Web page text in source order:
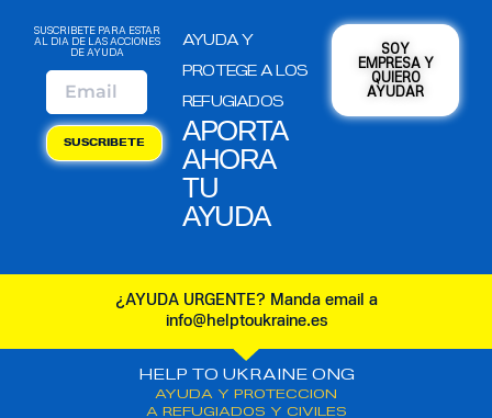
SUSCRIBETE PARA ESTAR
AL DIA DE LAS ACCIONES
DE AYUDA
SUSCRIBETE
AYUDA Y
PROTEGE A LOS
REFUGIADOS
APORTA
AHORA
TU
AYUDA
SOY
EMPRESA Y
QUIERO
AYUDAR
¿AYUDA URGENTE? Manda email a
info@helptoukraine.es
HELP TO UKRAINE ONG
AYUDA Y PROTECCION
A REFUGIADOS Y CIVILES